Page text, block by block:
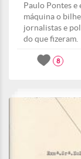
Paulo Pontes
máquina o
jornalistas e
do que fizeram.
8